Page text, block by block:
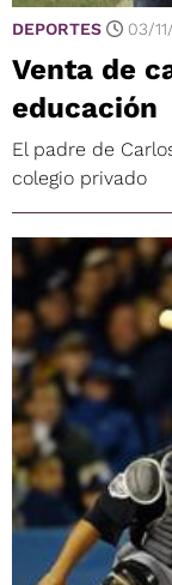
DEPORTES 03/
Venta de
educación
El padre de
colegio privado